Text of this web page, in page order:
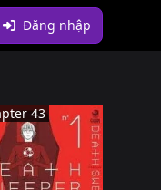
Đăng nhập
43